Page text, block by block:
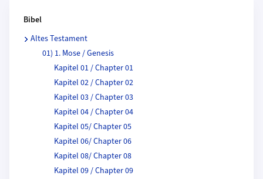
Bibel
Altes Testament
01) 1. Mose / Genesis
Kapitel 01 / Chapter 01
Kapitel 02 / Chapter 02
Kapitel 03 / Chapter 03
Kapitel 04 / Chapter 04
Kapitel 05/ Chapter 05
Kapitel 06/ Chapter 06
Kapitel 08/ Chapter 08
Kapitel 09 / Chapter 09